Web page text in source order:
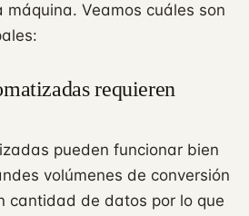
máquina. Veamos cuáles son
requieren
pueden funcionar bien
volúmenes de conversión
cantidad de datos por lo que